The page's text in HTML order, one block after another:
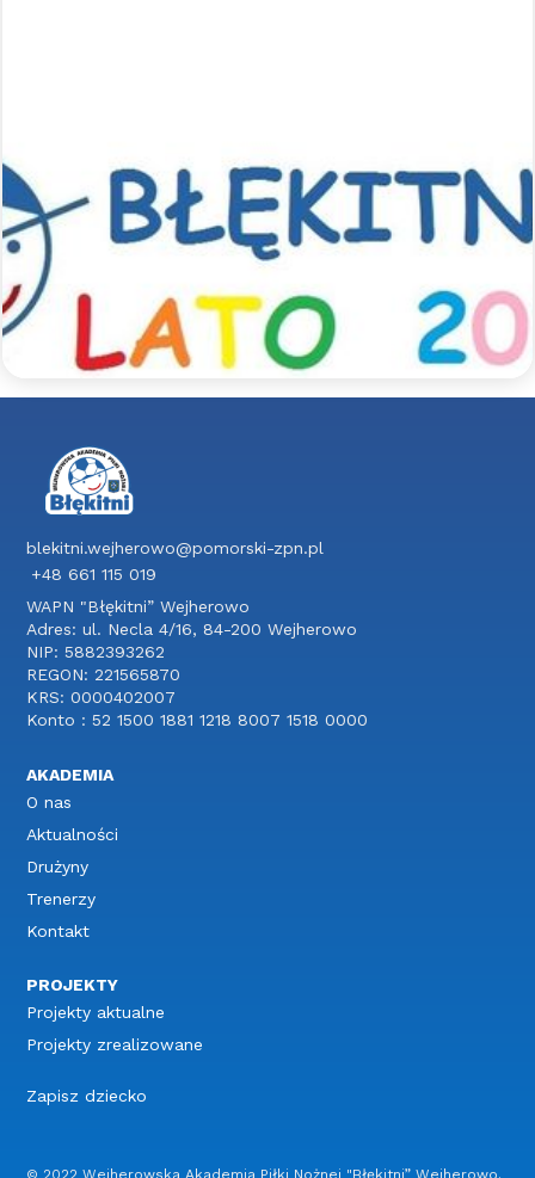
- lato 2026
Zapraszamy na sportowe półkolonie z Błękitnymi.
Jak co roku szykujemy dla uczestników mnóstwo
aktywności sportowych pod opieką
wykwalifikowanych trenerów, a także wspólne
wycieczki integracyjne.
Czytaj więcej >>
blekitni.wejherowo@pomorski-zpn.pl
+48 661 115 019
WAPN "Błękitni” Wejherowo
Adres: ul. Necla 4/16, 84-200 Wejherowo
NIP: 5882393262
REGON: 221565870
KRS: 0000402007
Konto : 52 1500 1881 1218 8007 1518 0000
AKADEMIA
O nas
Aktualności
Drużyny
Trenerzy
Kontakt
PROJEKTY
Projekty aktualne
Projekty zrealizowane
Zapisz dziecko
© 2022 Wejherowska Akademia Piłki Nożnej "Błękitni” Wejherowo.